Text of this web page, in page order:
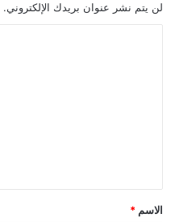
لن يتم نشر عنوان بريدك الإلكتروني.
*
الاسم *